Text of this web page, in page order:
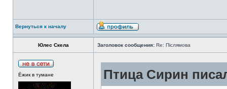
Вернуться к началу
Юлес Скела Заголовок сообщения: Re: Післямова
Ёжик в тумане Птица Сирин